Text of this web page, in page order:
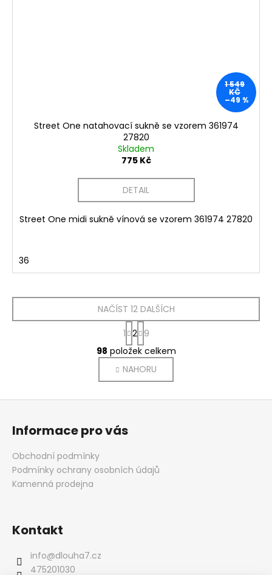
1 549
KČ
–49 %
Street One natahovací sukně se vzorem 361974
27820
Skladem
775 Kč
DETAIL
Street One midi sukně vínová se vzorem 361974 27820
36
O
v
l
á
d
r
v
NAČÍST 12 DALŠÍCH
S
t
r
á
n
k
1 2
9
98 položek celkem
NAHORU
Z
Informace pro vás
Obchodní podmínky
Podmínky ochrany osobních údajů
Kamenná prodejna
Kontakt
info@dlouha7.cz
475201030